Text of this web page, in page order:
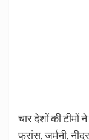
चार देशों की टीमों
फ्रांस, जर्मनी,